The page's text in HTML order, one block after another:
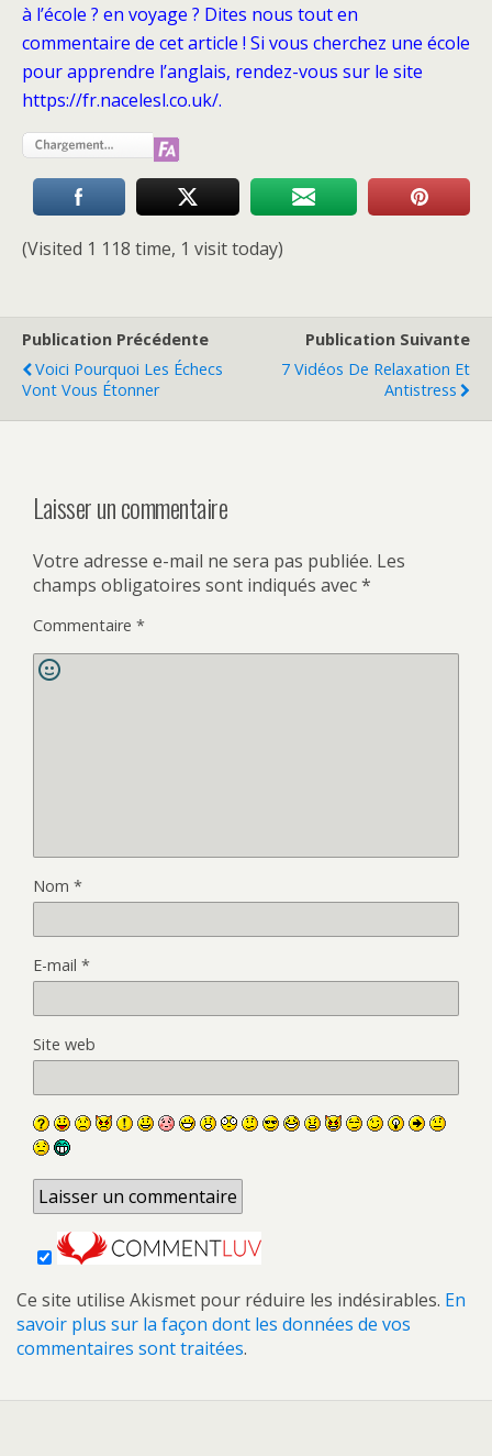
à l’école ? en voyage ? Dites nous tout en
commentaire de cet article ! Si vous cherchez une école
pour apprendre l’anglais, rendez-vous sur le site
https://fr.nacelesl.co.uk/.
(Visited 1 118 time, 1 visit today)
Publication Précédente
Voici Pourquoi Les Échecs
Vont Vous Étonner
Publication Suivante
7 Vidéos De Relaxation Et
Antistress
Laisser un commentaire
Votre adresse e-mail ne sera pas publiée. Les
champs obligatoires sont indiqués avec*
Commentaire *
Nom *
E-mail *
Site web
Ce site utilise Akismet pour réduire les indésirables. En
savoir plus sur la façon dont les données de vos
commentaires sont traitées.